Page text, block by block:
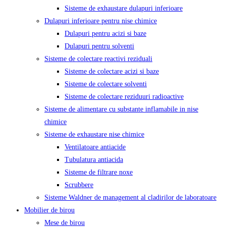
Sisteme de exhaustare dulapuri inferioare
Dulapuri inferioare pentru nise chimice
Dulapuri pentru acizi si baze
Dulapuri pentru solventi
Sisteme de colectare reactivi reziduali
Sisteme de colectare acizi si baze
Sisteme de colectare solventi
Sisteme de colectare reziduuri radioactive
Sisteme de alimentare cu substante inflamabile in nise
chimice
Sisteme de exhaustare nise chimice
Ventilatoare antiacide
Tubulatura antiacida
Sisteme de filtrare noxe
Scrubbere
Sisteme Waldner de management al cladirilor de laboratoare
Mobilier de birou
Mese de birou